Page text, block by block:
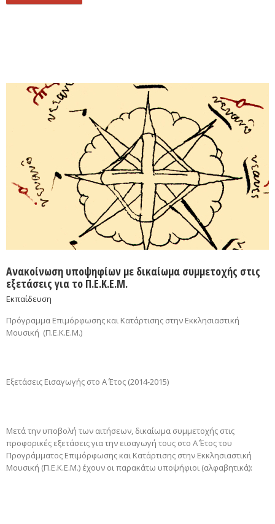
Ανακοίνωση υποψηφίων με δικαίωμα συμμετοχής στις
εξετάσεις για το Π.Ε.Κ.Ε.Μ.
Εκπαίδευση
Πρόγραμμα Επιμόρφωσης και Κατάρτισης στην Εκκλησιαστική
Μουσική (Π.Ε.Κ.Ε.Μ.)
Εξετάσεις Εισαγωγής στο Α΄ Έτος (2014-2015)
Μετά την υποβολή των αιτήσεων, δικαίωμα συμμετοχής στις
προφορικές εξετάσεις για την εισαγωγή τους στο Α΄ Έτος του
Προγράμματος Επιμόρφωσης και Κατάρτισης στην Εκκλησιαστική
Μουσική (Π.Ε.Κ.Ε.Μ.) έχουν οι παρακάτω υποψήφιοι (αλφαβητικά):